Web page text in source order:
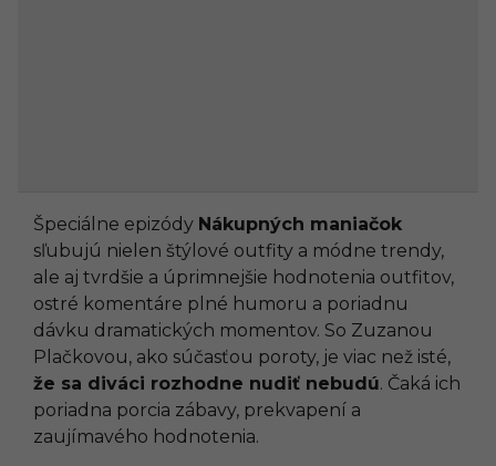
Špeciálne epizódy Nákupných maniačok
sľubujú nielen štýlové outfity a módne trendy,
ale aj tvrdšie a úprimnejšie hodnotenia outfitov,
ostré komentáre plné humoru a poriadnu
dávku dramatických momentov. So Zuzanou
Plačkovou, ako súčasťou poroty, je viac než isté,
že sa diváci rozhodne nudiť nebudú. Čaká ich
poriadna porcia zábavy, prekvapení a
zaujímavého hodnotenia.